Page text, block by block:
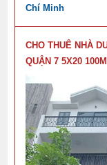
Chí Minh
CHO THUÊ NHÀ
QUẬN 7 5X20